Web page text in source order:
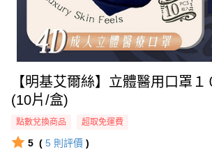
【明基艾爾絲】立體醫用口罩
(10片/盒)
點數兌換商品 超取免運費
5 ( 5 則評價 )